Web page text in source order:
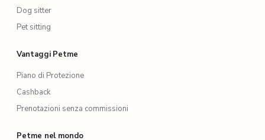
Dog sitter
Pet sitting
Vantaggi Petme
Piano di Protezione
Cashback
Prenotazioni senza commissioni
Petme nel mondo